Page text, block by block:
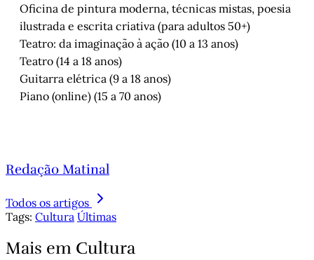
Oficina de pintura moderna, técnicas mistas, poesia
ilustrada e escrita criativa (para adultos 50+)
Teatro: da imaginação à ação (10 a 13 anos)
Teatro (14 a 18 anos)
Guitarra elétrica (9 a 18 anos)
Piano (online) (15 a 70 anos)
Redação Matinal
Todos os artigos
Tags: Cultura Últimas
Mais em Cultura